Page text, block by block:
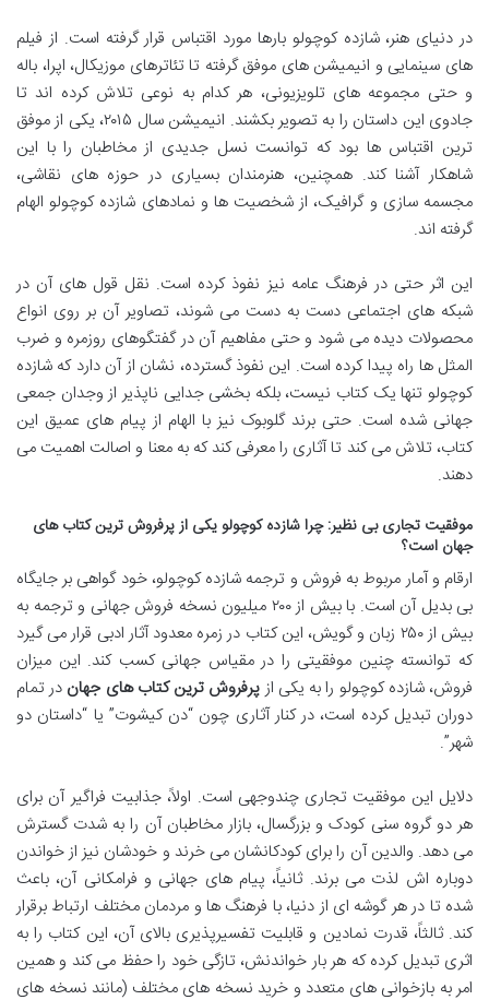
در دنیای هنر، شازده کوچولو بارها مورد اقتباس قرار گرفته است. از فیلم
های سینمایی و انیمیشن های موفق گرفته تا تئاترهای موزیکال، اپرا، باله
و حتی مجموعه های تلویزیونی، هر کدام به نوعی تلاش کرده اند تا
جادوی این داستان را به تصویر بکشند. انیمیشن سال ۲۰۱۵، یکی از موفق
ترین اقتباس ها بود که توانست نسل جدیدی از مخاطبان را با این
شاهکار آشنا کند. همچنین، هنرمندان بسیاری در حوزه های نقاشی،
مجسمه سازی و گرافیک، از شخصیت ها و نمادهای شازده کوچولو الهام
گرفته اند.
این اثر حتی در فرهنگ عامه نیز نفوذ کرده است. نقل قول های آن در
شبکه های اجتماعی دست به دست می شوند، تصاویر آن بر روی انواع
محصولات دیده می شود و حتی مفاهیم آن در گفتگوهای روزمره و ضرب
المثل ها راه پیدا کرده است. این نفوذ گسترده، نشان از آن دارد که شازده
کوچولو تنها یک کتاب نیست، بلکه بخشی جدایی ناپذیر از وجدان جمعی
جهانی شده است. حتی برند گلوبوک نیز با الهام از پیام های عمیق این
کتاب، تلاش می کند تا آثاری را معرفی کند که به معنا و اصالت اهمیت می
دهند.
موفقیت تجاری بی نظیر: چرا شازده کوچولو یکی از پرفروش ترین کتاب های
جهان است؟
ارقام و آمار مربوط به فروش و ترجمه شازده کوچولو، خود گواهی بر جایگاه
بی بدیل آن است. با بیش از ۲۰۰ میلیون نسخه فروش جهانی و ترجمه به
بیش از ۲۵۰ زبان و گویش، این کتاب در زمره معدود آثار ادبی قرار می گیرد
که توانسته چنین موفقیتی را در مقیاس جهانی کسب کند. این میزان
فروش، شازده کوچولو را به یکی ازپرفروش ترین کتاب های جهان در تمام
دوران تبدیل کرده است، در کنار آثاری چون “دن کیشوت” یا “داستان دو
شهر”.
دلایل این موفقیت تجاری چندوجهی است. اولاً، جذابیت فراگیر آن برای
هر دو گروه سنی کودک و بزرگسال، بازار مخاطبان آن را به شدت گسترش
می دهد. والدین آن را برای کودکانشان می خرند و خودشان نیز از خواندن
دوباره اش لذت می برند. ثانیاً، پیام های جهانی و فرامکانی آن، باعث
شده تا در هر گوشه ای از دنیا، با فرهنگ ها و مردمان مختلف ارتباط برقرار
کند. ثالثاً، قدرت نمادین و قابلیت تفسیرپذیری بالای آن، این کتاب را به
اثری تبدیل کرده که هر بار خواندنش، تازگی خود را حفظ می کند و همین
امر به بازخوانی های متعدد و خرید نسخه های مختلف (مانند نسخه های